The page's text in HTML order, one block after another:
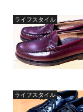
ライフスタイル
ライフスタイル